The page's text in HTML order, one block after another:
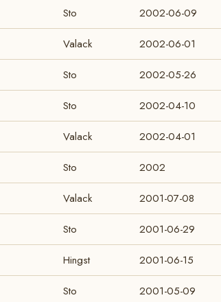
Sto 2002-06-09
Valack 2002-06-01
Sto 2002-05-26
Sto 2002-04-10
Valack 2002-04-01
Sto 2002
Valack 2001-07-08
Sto 2001-06-29
Hingst 2001-06-15
Sto 2001-05-09